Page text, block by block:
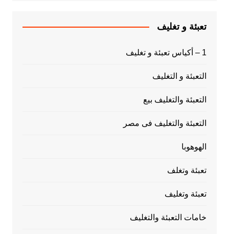
تعبئة و تغليف
1 – أكياس تعبئة و تغليف
التعبئة و التغليف
التعبئة والتغليف بيع
التعبئة والتغليف فى مصر
الهوهوبا
تعبئة وتغلف
تعبئة وتغليف
خامات التعبئة والتغليف